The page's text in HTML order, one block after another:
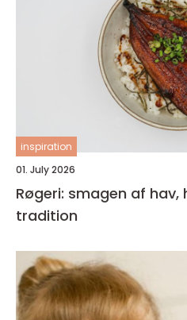
inspiration
01. July 2026
Røgeri: smagen af
tradition